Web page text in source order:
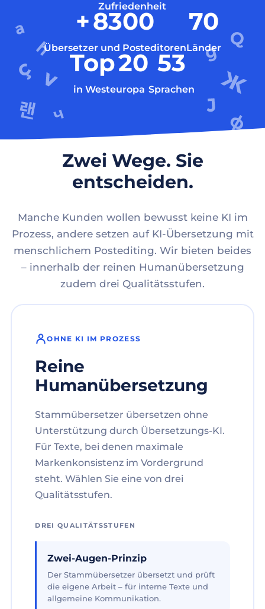
Zufriedenheit
+8300
Übersetzer und Posteditoren
70
Länder
Top20
in Westeuropa
53
Sprachen
Zwei Wege. Sie
entscheiden.
Manche Kunden wollen bewusst keine KI im
Prozess, andere setzen auf KI-Übersetzung mit
menschlichem Postediting. Wir bieten beides
– innerhalb der reinen Humanübersetzung
zudem drei Qualitätsstufen.
OHNE KI IM PROZESS
Reine
Humanübersetzung
Stammübersetzer übersetzen ohne
Unterstützung durch Übersetzungs-KI.
Für Texte, bei denen maximale
Markenkonsistenz im Vordergrund
steht. Wählen Sie eine von drei
Qualitätsstufen.
DREI QUALITÄTSSTUFEN
Zwei-Augen-Prinzip
Der Stammübersetzer übersetzt und prüft
die eigene Arbeit – für interne Texte und
allgemeine Kommunikation.